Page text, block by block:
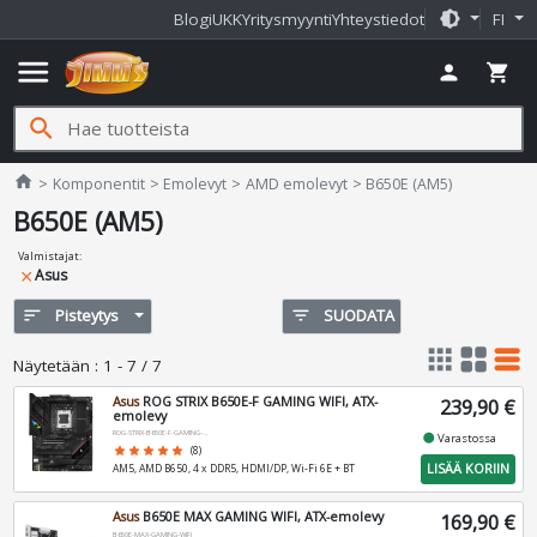
BlogiUKKYritysmyyntiYhteystiedot brightness_medium FI
menu person shopping_cart
search
home Jimms.fi
Komponentit Emolevyt AMD emolevyt B650E (AM5)
B650E (AM5)
Valmistajat:
closeAsus
sort Pisteytys filter_list SUODATA
Näytetään : 1 - 7 / 7 apps grid_view table_rows
AsusROG STRIX B650E-F GAMING WIFI, ATX-
emolevy
ROG-STRIX-B650E-F-GAMING-WIFI
star star star star star (8)
AM5, AMD B650, 4 x DDR5, HDMI/DP, Wi-Fi 6E + BT
239,90 €
fiber_manual_recordVarastossa
LISÄÄ KORIIN
AsusB650E MAX GAMING WIFI, ATX-emolevy
B650E-MAX-GAMING-WIFI 169,90 €